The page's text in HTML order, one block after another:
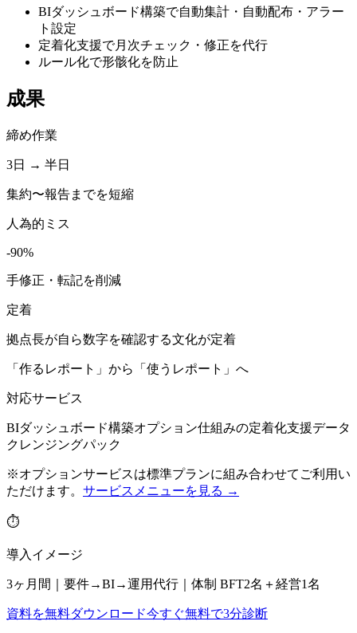
BIダッシュボード構築で自動集計・自動配布・アラー
ト設定
定着化支援で月次チェック・修正を代行
ルール化で形骸化を防止
成果
締め作業
3日 → 半日
集約〜報告までを短縮
人為的ミス
-90%
手修正・転記を削減
定着
拠点長が自ら数字を確認する文化が定着
「作るレポート」から「使うレポート」へ
対応サービス
BIダッシュボード構築オプション仕組みの定着化支援データ
クレンジングパック
※オプションサービスは標準プランに組み合わせてご利用い
ただけます。 サービスメニューを見る →
⏱
導入イメージ
3ヶ月間｜要件→BI→運用代行｜体制 BFT2名＋経営1名
資料を無料ダウンロード今すぐ無料で3分診断